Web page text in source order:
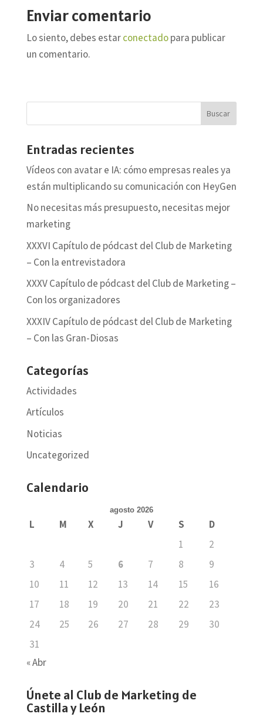
Enviar comentario
Lo siento, debes estarconectadopara publicar
un comentario.
Entradas recientes
Vídeos con avatar e IA: cómo empresas reales ya
están multiplicando su comunicación con HeyGen
No necesitas más presupuesto, necesitas mejor
marketing
XXXVI Capítulo de pódcast del Club de Marketing
– Con la entrevistadora
XXXV Capítulo de pódcast del Club de Marketing –
Con los organizadores
XXXIV Capítulo de pódcast del Club de Marketing
– Con las Gran-Diosas
Categorías
Actividades
Artículos
Noticias
Uncategorized
Calendario
agosto 2026
L M X J V S
D
1
2
3
4 5 6 7 8
9
10
11 12 13 14 15
16
17
18 19 20 21 22
23
24
25 26 27 28 29
30
31
« Abr
Únete al Club de Marketing de
Castilla y León